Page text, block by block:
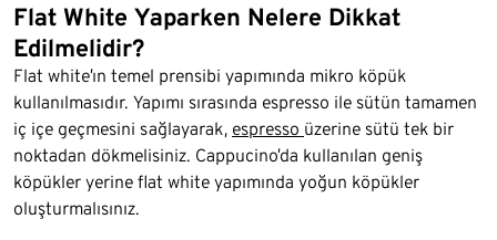
Flat White Yaparken Nelere Dikkat
Edilmelidir?
Flat white’ın temel prensibi yapımında mikro köpük
kullanılmasıdır. Yapımı sırasında espresso ile sütün tamamen
iç içe geçmesini sağlayarak, espresso üzerine sütü tek bir
noktadan dökmelisiniz. Cappucino’da kullanılan geniş
köpükler yerine flat white yapımında yoğun köpükler
oluşturmalısınız.